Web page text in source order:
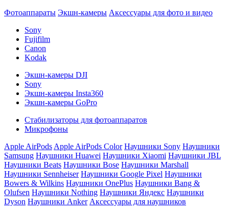
Фотоаппараты Экшн-камеры Аксессуары для фото и видео
Sony
Fujifilm
Canon
Kodak
Экшн-камеры DJI
Sony
Экшн-камеры Insta360
Экшн-камеры GoPro
Стабилизаторы для фотоаппаратов
Микрофоны
Apple AirPods Apple AirPods Color Наушники Sony Наушники
Samsung Наушники Huawei Наушники Xiaomi Наушники JBL
Наушники Beats Наушники Bose Наушники Marshall
Наушники Sennheiser Наушники Google Pixel Наушники
Bowers & Wilkins Наушники OnePlus Наушники Bang &
Olufsen Наушники Nothing Наушники Яндекс Наушники
Dyson Наушники Anker Аксессуары для наушников